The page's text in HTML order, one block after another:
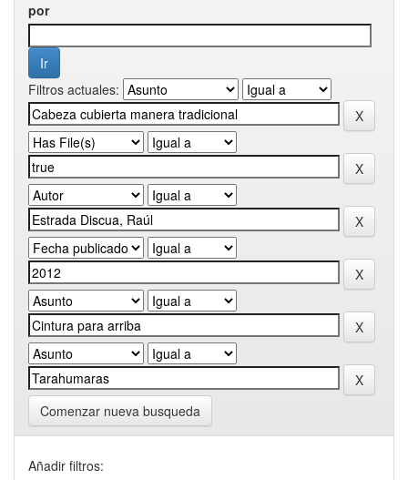
por
Filtros actuales:
Comenzar nueva busqueda
Añadir filtros: